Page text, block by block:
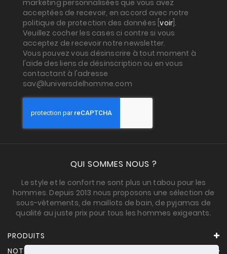
marketing personnalisées que vous avez
acceptées de recevoir, en accord avec notre
politique de protection des données [voir ].
Veuillez cocher les cases ci contre si vous
acceptez de recevoir notre newsletter.
Vous pouvez vous désinscrire à tout moment à
l'aide des liens de désinscription ou en vous
contactant à l'adresse
sav@luniversdelhomme.com
QUI SOMMES NOUS ?
Le style et le confort ne sont plus un tabou pour les
hommes. Depuis 2013 nous proposons une sélection de
sous-vêtements, de maillots de bain, de pyjamas de
qualité au juste prix pour tous les hommes exigeants.
PRODUITS
NOTRE SOCIÉTÉ